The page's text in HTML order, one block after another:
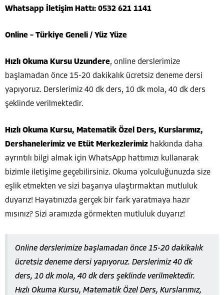
Whatsapp İletişim Hattı: 0532 621 1141
Online – Türkiye Geneli / Yüz Yüze
Hızlı Okuma Kursu Uzundere, online derslerimize
başlamadan önce 15-20 dakikalık ücretsiz deneme dersi
yapıyoruz. Derslerimiz 40 dk ders, 10 dk mola, 40 dk ders
şeklinde verilmektedir.
Hızlı Okuma Kursu, Matematik Özel Ders, Kurslarımız,
Dershanelerimiz ve Etüt Merkezlerimiz hakkında daha
ayrıntılı bilgi almak için WhatsApp hattımızı kullanarak
bizimle iletişime geçebilirsiniz. Okuma yolculuğunuzda size
eşlik etmekten ve sizi başarıya ulaştırmaktan mutluluk
duyarız! Hayatınızda gerçek bir fark yaratmaya hazır
mısınız? Sizi aramızda görmekten mutluluk duyarız!
Online derslerimize başlamadan önce 15-20 dakikalık
ücretsiz deneme dersi yapıyoruz. Derslerimiz 40 dk
ders, 10 dk mola, 40 dk ders şeklinde verilmektedir.
Hızlı Okuma Kursu, Matematik Özel Ders, Kurslarımız,